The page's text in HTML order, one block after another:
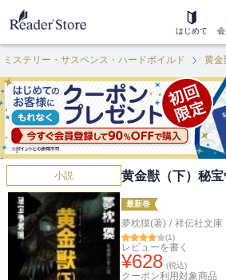
はじめて
ミステリー・サスペンス・ハードボイルド 黄金
小説 黄金獣（下）秘
最新巻
夢枕獏(著) / 祥伝社文庫
(1)
レビューを書く
¥628 (税込)
クーポン利用対象商品